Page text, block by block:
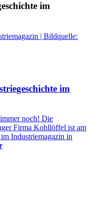
im
im
noch! Die
Firma Kohllöffel ist am
Industriemagazin in